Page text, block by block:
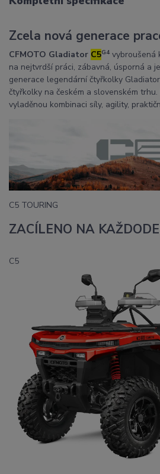
Zcela nová generace
CFMOTO Gladiator C5G4 vybroušená
na nejtvrdší práci, zábavná, úsporná a
generace legendární čtyřkolky
čtyřkolky na českém a slovenském
vyladěnou kombinaci síly, agility,
C5 TOURING
ZACÍLENO NA
C5